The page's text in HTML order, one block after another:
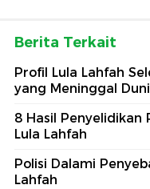
Berita Terkait
Profil Lula Lahfah
yang Meninggal
8 Hasil Penyelidikan
Lula Lahfah
Polisi Dalami
Lahfah